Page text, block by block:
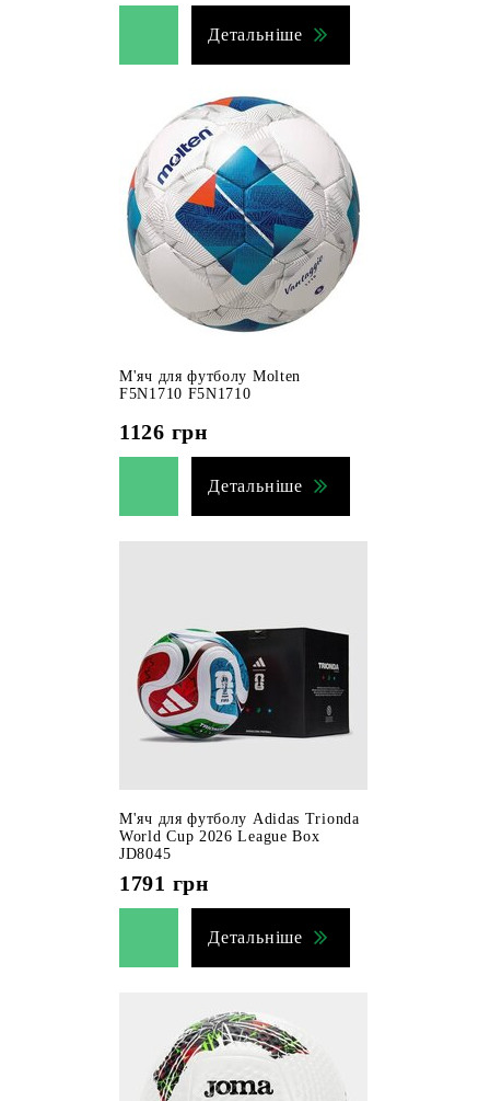
Детальніше
М'яч для футболу Molten
F5N1710 F5N1710
1126 грн
Детальніше
М'яч для футболу Adidas Trionda
World Cup 2026 League Box
JD8045
1791 грн
Детальніше